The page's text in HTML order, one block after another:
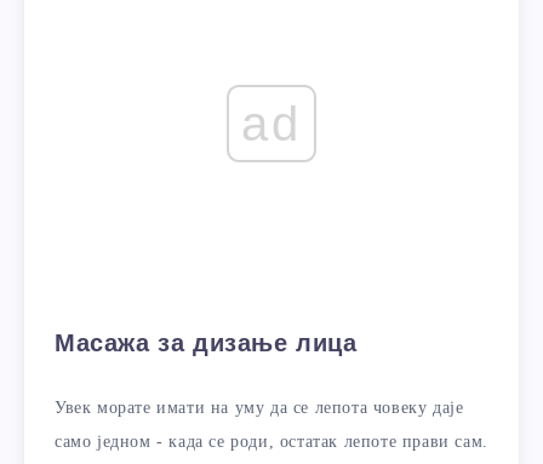
ad
Масажа за дизање лица
Увек морате имати на уму да се лепота човеку даје
само једном - када се роди, остатак лепоте прави сам.